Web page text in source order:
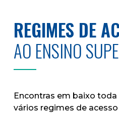
REGIMES DE
AO ENSINO
Encontras em baixo
vários regimes de